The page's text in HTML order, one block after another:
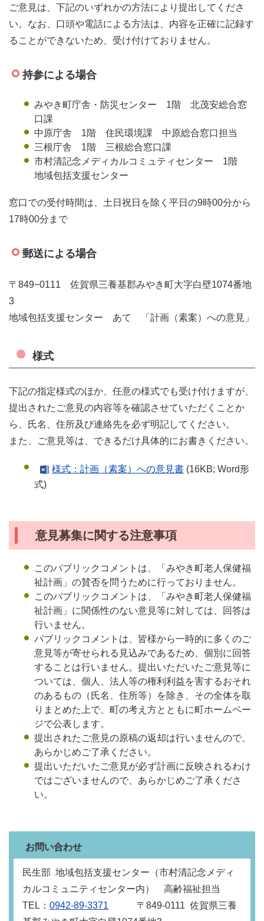
ご意見は、下記のいずれかの方法により提出してくださ
い。なお、口頭や電話による方法は、内容を正確に記録す
ることができないため、受け付けておりません。
持参による場合
みやき町庁舎・防災センター 1階 北茂安総合窓
口課
中原庁舎 1階 住民環境課 中原総合窓口担当
三根庁舎 1階 三根総合窓口課
市村清記念メディカルコミュティセンター 1階
地域包括支援センター
窓口での受付時間は、土日祝日を除く平日の9時00分から
17時00分まで
郵送による場合
〒849−0111 佐賀県三養基郡みやき町大字白壁1074番地
3
地域包括支援センター あて 「計画（素案）への意見」
様式
下記の指定様式のほか、任意の様式でも受け付けますが、
提出されたご意見の内容等を確認させていただくことか
ら、
氏名、住所及び連絡先を必ず明記してください。
また、
ご意見等は、できるだけ具体的にお書きください。
様式：計画（素案）への意見書 (16KB; Word形
式)
意見募集に関する注意事項
このパブリックコメントは、「みやき町老人保健福
祉計画」の賛否を問うために行っておりません。
このパブリックコメントは、「みやき町老人保健福
祉計画」に関係性のない意見等に対しては、回答は
行いません。
パブリックコメントは、皆様から一時的に多くのご
意見等が寄せられる見込みであるため、個別に回答
することは行いません。提出いただいたご意見等に
ついては、個人、法人等の権利利益を害するおそれ
のあるもの（氏名、住所等）を除き、その全体を取
りまとめた上で、町の考え方とともに町ホームペー
ジで公表します。
提出されたご意見の原稿の返却は行いませんので、
あらかじめご了承ください。
提出いただいたご意見が必ず計画に反映されるわけ
ではございませんので、あらかじめご了承くださ
い。
お問い合わせ
民生部 地域包括支援センター（市村清記念メディ
カルコミュニティセンター内） 高齢福祉担当
TEL： 0942-89-3371 〒849‐0111 佐賀県三養